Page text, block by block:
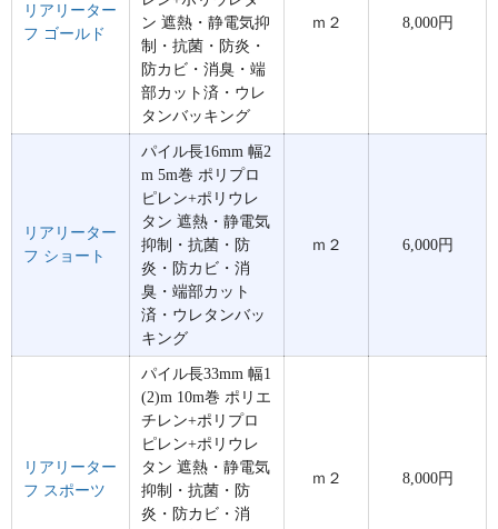
リアリーター
フ ゴールド
ン 遮熱・静電気抑
制・抗菌・防炎・
防カビ・消臭・端
部カット済・ウレ
タンバッキング
ｍ２ 8,000円
リアリーター
フ ショート
パイル長16mm 幅2
m 5m巻 ポリプロ
ピレン+ポリウレ
タン 遮熱・静電気
抑制・抗菌・防
炎・防カビ・消
臭・端部カット
済・ウレタンバッ
キング
ｍ２ 6,000円
リアリーター
フ スポーツ
パイル長33mm 幅1
(2)m 10m巻 ポリエ
チレン+ポリプロ
ピレン+ポリウレ
タン 遮熱・静電気
抑制・抗菌・防
炎・防カビ・消
ｍ２ 8,000円